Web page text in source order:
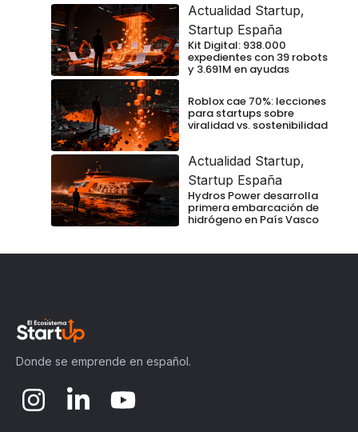
Actualidad Startup,
Startup España
Kit Digital: 938.000
expedientes con 39 robots
y 3.691M en ayudas
Roblox cae 70%: lecciones
para startups sobre
viralidad vs. sostenibilidad
Actualidad Startup,
Startup España
Hydros Power desarrolla
primera embarcación de
hidrógeno en País Vasco
Donde se emprende en español.